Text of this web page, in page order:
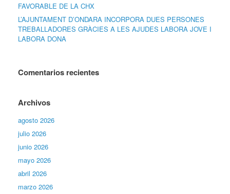
FAVORABLE DE LA CHX
L’AJUNTAMENT D’ONDARA INCORPORA DUES PERSONES
TREBALLADORES GRÀCIES A LES AJUDES LABORA JOVE I
LABORA DONA
Comentarios recientes
Archivos
agosto 2026
julio 2026
junio 2026
mayo 2026
abril 2026
marzo 2026